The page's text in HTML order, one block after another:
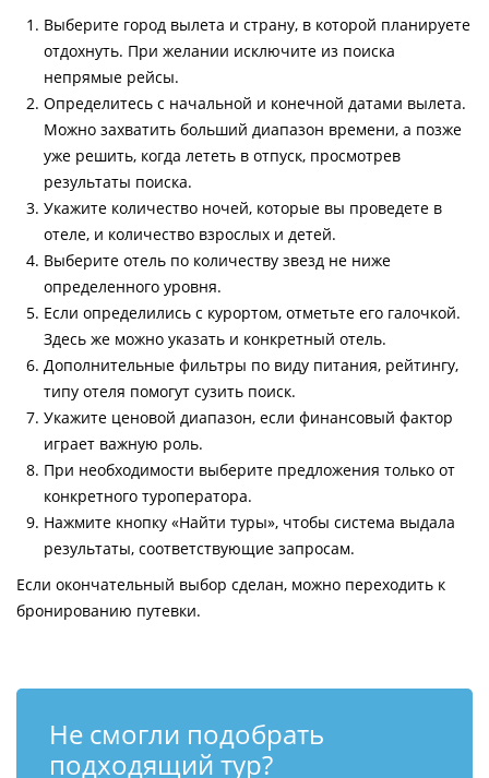
Выберите город вылета и страну, в которой планируете
отдохнуть. При желании исключите из поиска
непрямые рейсы.
Определитесь с начальной и конечной датами вылета.
Можно захватить больший диапазон времени, а позже
уже решить, когда лететь в отпуск, просмотрев
результаты поиска.
Укажите количество ночей, которые вы проведете в
отеле, и количество взрослых и детей.
Выберите отель по количеству звезд не ниже
определенного уровня.
Если определились с курортом, отметьте его галочкой.
Здесь же можно указать и конкретный отель.
Дополнительные фильтры по виду питания, рейтингу,
типу отеля помогут сузить поиск.
Укажите ценовой диапазон, если финансовый фактор
играет важную роль.
При необходимости выберите предложения только от
конкретного туроператора.
Нажмите кнопку «Найти туры», чтобы система выдала
результаты, соответствующие запросам.
Если окончательный выбор сделан, можно переходить к
бронированию путевки.
Не смогли подобрать
подходящий тур?